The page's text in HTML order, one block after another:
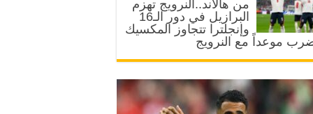
من هالاند..النرويج تهزم
البرازيل في دور الـ16
وإنجلترا تتجاوز المكسيك
موعداً مع النرويج